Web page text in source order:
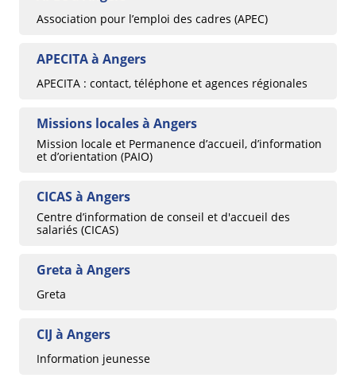
Association pour l’emploi des cadres (APEC)
APECITA à Angers
APECITA : contact, téléphone et agences régionales
Missions locales à Angers
Mission locale et Permanence d’accueil, d’information
et d’orientation (PAIO)
CICAS à Angers
Centre d’information de conseil et d'accueil des
salariés (CICAS)
Greta à Angers
Greta
CIJ à Angers
Information jeunesse